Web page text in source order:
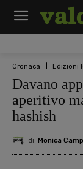
Cronaca Edizioni
Davano
aperitivo
hashish
di Monica